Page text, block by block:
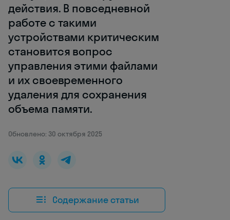
действия. В повседневной
работе с такими
устройствами критическим
становится вопрос
управления этими файлами
и их своевременного
удаления для сохранения
объема памяти.
Обновлено: 30 октября 2025
Содержание статьи